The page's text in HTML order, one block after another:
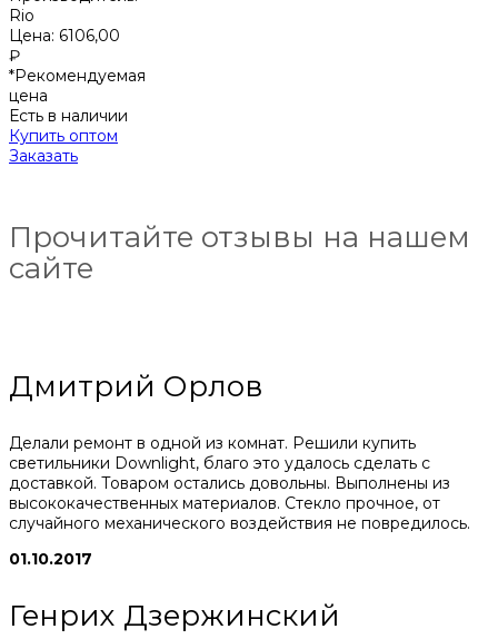
Rio
Цена: 6106,00
₽
*Рекомендуемая
цена
Есть в наличии
Купить оптом
Заказать
Прочитайте отзывы на нашем
сайте
Дмитрий Орлов
Делали ремонт в одной из комнат. Решили купить
светильники Downlight, благо это удалось сделать с
доставкой. Товаром остались довольны. Выполнены из
высококачественных материалов. Стекло прочное, от
случайного механического воздействия не повредилось.
01.10.2017
Генрих Дзержинский